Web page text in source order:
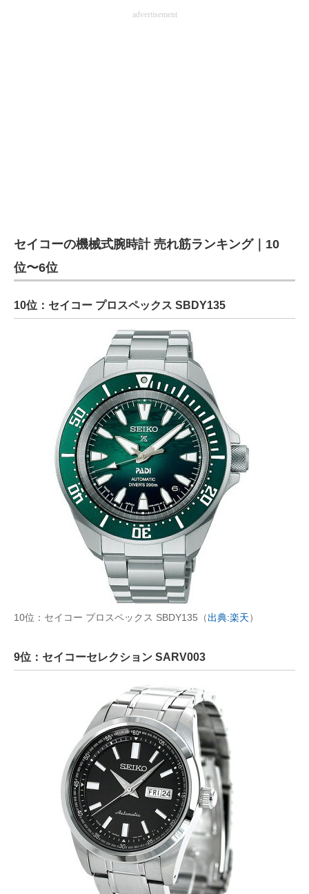
advertisement
セイコーの機械式腕時計 売れ筋ランキング｜10
位〜6位
10位：セイコー プロスペックス SBDY135
10位：セイコー プロスペックス SBDY135（出典:楽天）
9位：セイコーセレクション SARV003